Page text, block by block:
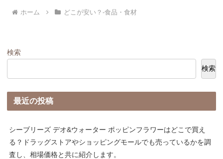
ホーム どこが安い？-食品・食材
検索
検索
最近の投稿
シーブリーズ デオ&ウォーター ポッピンフラワーはどこで買え
る？ドラッグストアやショッピングモールでも売っているかを調
査し、相場価格と共に紹介します。